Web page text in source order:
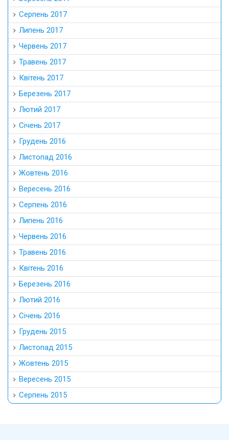
Серпень 2017
Липень 2017
Червень 2017
Травень 2017
Квітень 2017
Березень 2017
Лютий 2017
Січень 2017
Грудень 2016
Листопад 2016
Жовтень 2016
Вересень 2016
Серпень 2016
Липень 2016
Червень 2016
Травень 2016
Квітень 2016
Березень 2016
Лютий 2016
Січень 2016
Грудень 2015
Листопад 2015
Жовтень 2015
Вересень 2015
Серпень 2015